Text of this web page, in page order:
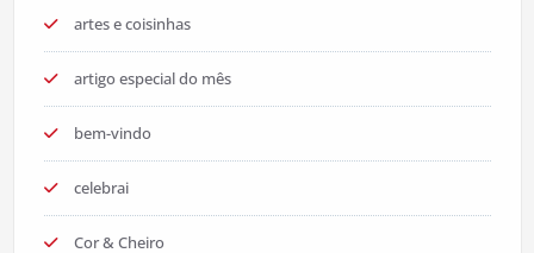
artes e coisinhas
artigo especial do mês
bem-vindo
celebrai
Cor & Cheiro